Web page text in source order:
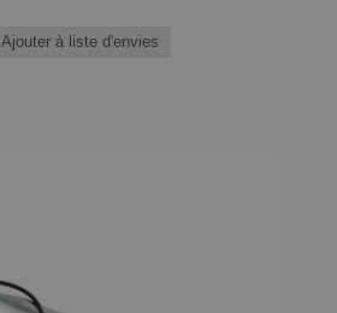
Ajouter à liste d'envies